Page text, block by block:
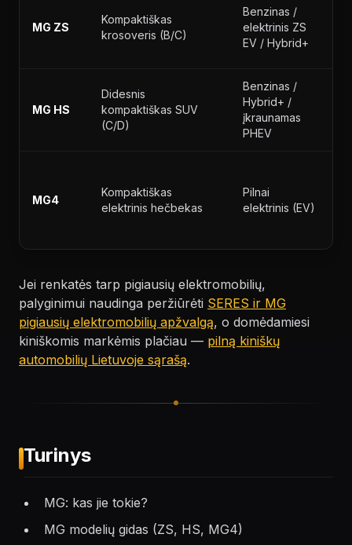
MG ZS
Kompaktiškas
krosoveris (B/C)
Benzinas /
elektrinis ZS
EV / Hybrid+
MG HS
Didesnis
kompaktiškas SUV
(C/D)
Benzinas /
Hybrid+ /
įkraunamas
PHEV
MG4
Kompaktiškas
elektrinis hečbekas
Pilnai
elektrinis (EV)
Jei renkatės tarp pigiausių elektromobilių,
palyginimui naudinga peržiūrėti SERES ir MG
pigiausių elektromobilių apžvalgą, o domėdamiesi
kiniškomis markėmis plačiau — pilną kiniškų
automobilių Lietuvoje sąrašą.
Turinys
MG: kas jie tokie?
MG modelių gidas (ZS, HS, MG4)